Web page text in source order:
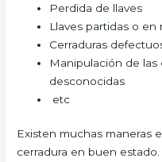
Perdida de llaves
Llaves partidas o en
Cerraduras
Manipulación de las
desconocidas
etc
Existen muchas maneras
cerradura en buen estado.